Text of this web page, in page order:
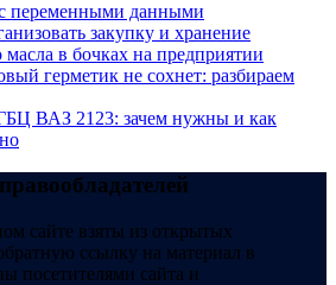
переменными данными
закупку и хранение
масла в бочках на предприятии
герметик не сохнет: разбираем
ВАЗ 2123: зачем нужны и как
сайте взяты из открытых
ссылку на материал в
посетителями сайта и